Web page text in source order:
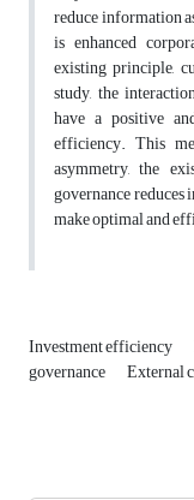
reduce information
is enhanced
existing principle,
study, the
have a positive
efficiency. This
asymmetry, the
governance
make optimal and
Investment efficiency
governance External